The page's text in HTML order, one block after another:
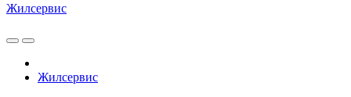
Жилсервис
Жилсервис